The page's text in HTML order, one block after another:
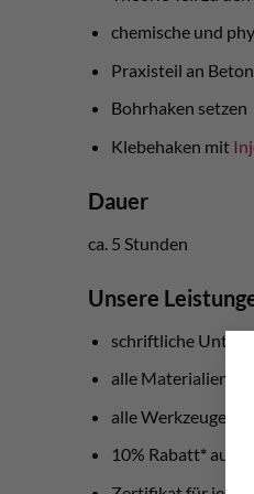
chemische und
Praxisteil an
Bohrhaken setzen
Klebehaken mit
Dauer
ca. 5 Stunden
Unsere
schriftliche
alle Materialien
alle Werkzeuge
10% Rabatt*auf